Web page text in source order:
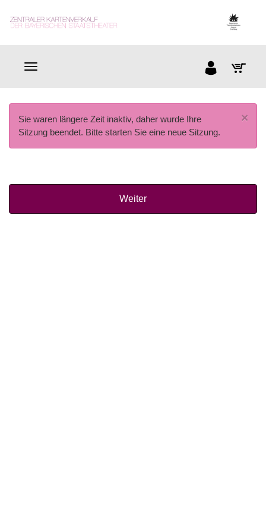
×
Sie waren längere Zeit inaktiv, daher wurde Ihre
Sitzung beendet. Bitte starten Sie eine neue Sitzung.
Weiter